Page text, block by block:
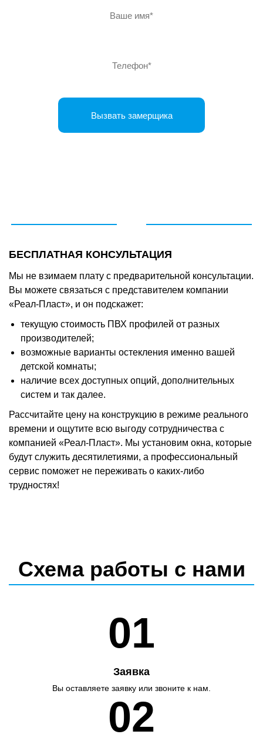
БЕСПЛАТНАЯ КОНСУЛЬТАЦИЯ
Мы не взимаем плату с предварительной консультации.
Вы можете связаться с представителем компании
«Реал-Пласт», и он подскажет:
текущую стоимость ПВХ профилей от разных
производителей;
возможные варианты остекления именно вашей
детской комнаты;
наличие всех доступных опций, дополнительных
систем и так далее.
Рассчитайте цену на конструкцию в режиме реального
времени и ощутите всю выгоду сотрудничества с
компанией «Реал-Пласт». Мы установим окна, которые
будут служить десятилетиями, а профессиональный
сервис поможет не переживать о каких-либо
трудностях!
Схема работы с нами
01
Заявка
Вы оставляете заявку или звоните к нам.
02